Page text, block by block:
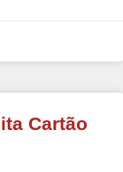
Cartão